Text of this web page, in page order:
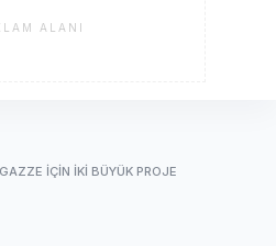
ALANI
İÇIN İKI BÜYÜK PROJE